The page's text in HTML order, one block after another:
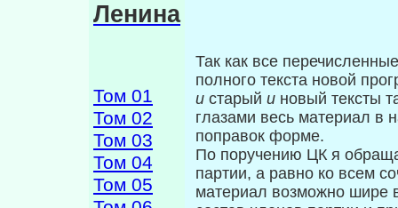
Ленина
Том 01
Том 02
Том 03
Том 04
Том 05
Так как все
полного текста новой
и старый и новый тексты
глазами весь материал в
поправок форме.
По поручению ЦК я
партии, а равно ко всем
материал возможно шире